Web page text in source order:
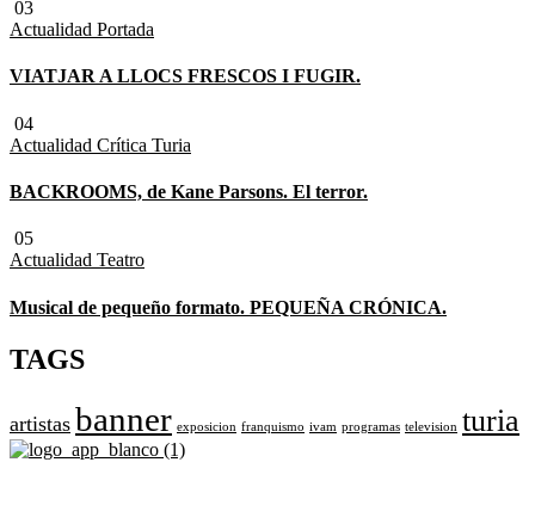
03
Actualidad Portada
VIATJAR A LLOCS FRESCOS I FUGIR.
04
Actualidad Crítica Turia
BACKROOMS, de Kane Parsons. El terror.
05
Actualidad Teatro
Musical de pequeño formato. PEQUEÑA CRÓNICA.
TAGS
artistas banner exposicion franquismo ivam programas television turia